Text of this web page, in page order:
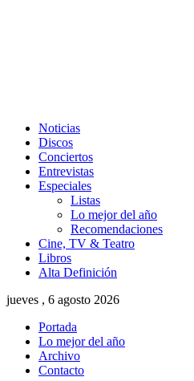
Noticias
Discos
Conciertos
Entrevistas
Especiales
Listas
Lo mejor del año
Recomendaciones
Cine, TV & Teatro
Libros
Alta Definición
jueves , 6 agosto 2026
Portada
Lo mejor del año
Archivo
Contacto